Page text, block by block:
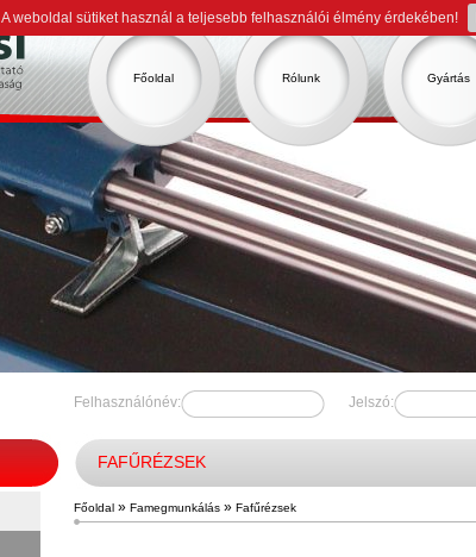
A weboldal sütiket használ a teljesebb felhasználói élmény érdekében!
Főoldal Rólunk Gyártás
Felhasználónév: Jelszó:
FAFŰRÉZSEK
Főoldal » Famegmunkálás » Fafűrézsek